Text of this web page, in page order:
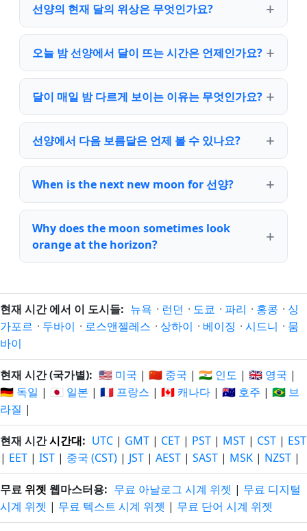
선양의 현재 달의 위상은 무엇인가요?
오늘 밤 선양에서 달이 뜨는 시간은 언제인가요?
달이 매일 밤 다르게 보이는 이유는 무엇인가요?
선양에서 다음 보름달은 언제 볼 수 있나요?
When is the next new moon for 선양?
Why does the moon sometimes look
orange at the horizon?
현재 시간 에서 이 도시들: 뉴욕 · 런던 · 도쿄 · 파리 · 홍콩 · 싱
가포르 · 두바이 · 로스앤젤레스 · 상하이 · 베이징 · 시드니 · 뭄
바이
현재 시간 (국가별): 🇺🇸 미국 | 🇨🇳 중국 | 🇮🇳 인도 | 🇬🇧 영국 |
🇩🇪 독일 | 🇯🇵 일본 | 🇫🇷 프랑스 | 🇨🇦 캐나다 | 🇦🇺 호주 | 🇧🇷 브
라질 |
현재 시간시간대: UTC | GMT | CET | PST | MST | CST | EST
| EET | IST | 중국 (CST) | JST | AEST | SAST | MSK | NZST |
무료 위젯 웹마스터용: 무료 아날로그 시계 위젯 | 무료 디지털
시계 위젯 | 무료 텍스트 시계 위젯 | 무료 단어 시계 위젯